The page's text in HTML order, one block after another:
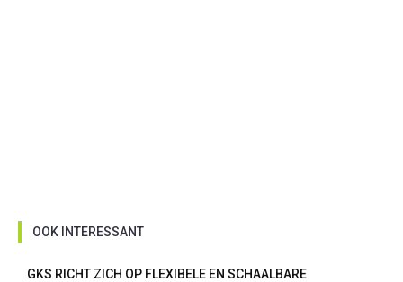
OOK INTERESSANT
GKS RICHT ZICH OP FLEXIBELE EN SCHAALBARE